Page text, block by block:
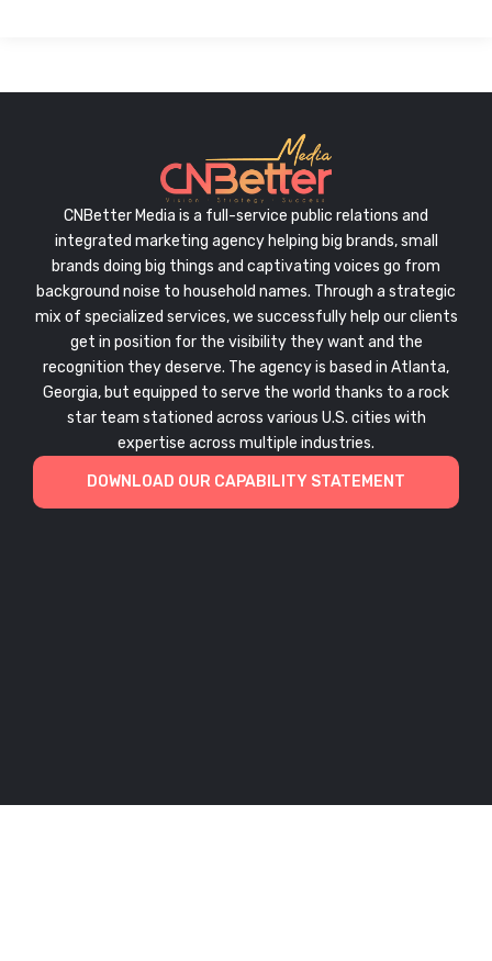
CNBetter Media is a full-service public relations and
integrated marketing agency helping big brands, small
brands doing big things and captivating voices go from
background noise to household names. Through a strategic
mix of specialized services, we successfully help our clients
get in position for the visibility they want and the
recognition they deserve. The agency is based in Atlanta,
Georgia, but equipped to serve the world thanks to a rock
star team stationed across various U.S. cities with
expertise across multiple industries.
DOWNLOAD OUR CAPABILITY STATEMENT